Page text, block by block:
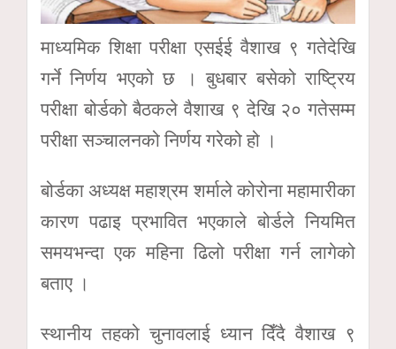
माध्यमिक शिक्षा परीक्षा एसईई वैशाख ९ गतेदेखि
गर्ने निर्णय भएको छ । बुधबार बसेको राष्ट्रिय
परीक्षा बोर्डको बैठकले वैशाख ९ देखि २० गतेसम्म
परीक्षा सञ्चालनको निर्णय गरेको हो ।
बोर्डका अध्यक्ष महाश्रम शर्माले कोरोना महामारीका
कारण पढाइ प्रभावित भएकाले बोर्डले नियमित
समयभन्दा एक महिना ढिलो परीक्षा गर्न लागेको
बताए ।
स्थानीय तहको चुनावलाई ध्यान दिँदै वैशाख ९